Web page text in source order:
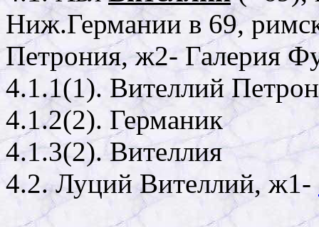
Ниж.Германии в 69,
Петрония, ж2- Галерия
4.1.1(1). Вителлий
4.1.2(2). Германик
4.1.3(2). Вителлия
4.2. Луций Вителлий, ж1-